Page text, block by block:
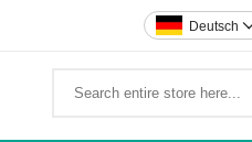
Deutsch